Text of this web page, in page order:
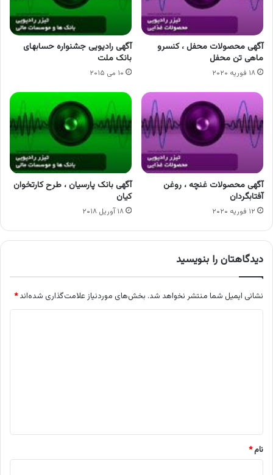
آگهی محصولات محفل ، کنسرو
ماهی تن محفل
۱۸ فوریه ۲۰۲۰
آگهی رادیویی جشنواره حسابهای
بانک ملت
۱۰ می ۲۰۱۵
آگهی محصولات غنچه ، روغن
آفتابگردان
۱۲ فوریه ۲۰۲۰
آگهی بانک پارسیان ، طرح کارتخوان
کیان
۱۸ آوریل ۲۰۱۸
دیدگاهتان را بنویسید
نشانی ایمیل شما منتشر نخواهد شد. بخش‌های موردنیاز علامت‌گذاری شده‌اند*
نام*